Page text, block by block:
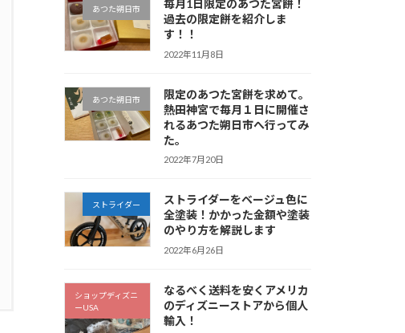
あつた朔日市
毎月1日限定のあつた宮餅！
過去の限定餅を紹介しま
す！！
2022年11月8日
あつた朔日市
限定のあつた宮餅を求めて。
熱田神宮で毎月１日に開催さ
れるあつた朔日市へ行ってみ
た。
2022年7月20日
ストライダー
ストライダーをベージュ色に
全塗装！かかった金額や塗装
のやり方を解説します
2022年6月26日
ショップディズニ
ーUSA
なるべく送料を安くアメリカ
のディズニーストアから個人
輸入！